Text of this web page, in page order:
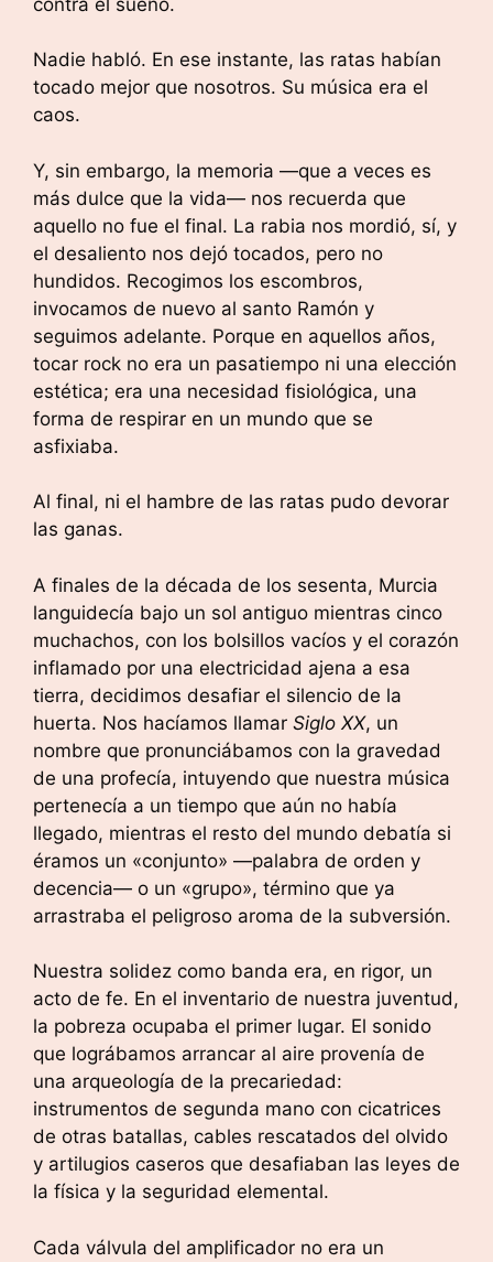
Nadie habló. En ese instante, las ratas habían
tocado mejor que nosotros. Su música era el
caos.
Y, sin embargo, la memoria —que a veces es
más dulce que la vida— nos recuerda que
aquello no fue el final. La rabia nos mordió, sí, y
el desaliento nos dejó tocados, pero no
hundidos. Recogimos los escombros,
invocamos de nuevo al santo Ramón y
seguimos adelante. Porque en aquellos años,
tocar rock no era un pasatiempo ni una elección
estética; era una necesidad fisiológica, una
forma de respirar en un mundo que se
asfixiaba.
Al final, ni el hambre de las ratas pudo devorar
las ganas.
A finales de la década de los sesenta, Murcia
languidecía bajo un sol antiguo mientras cinco
muchachos, con los bolsillos vacíos y el corazón
inflamado por una electricidad ajena a esa
tierra, decidimos desafiar el silencio de la
huerta. Nos hacíamos llamar Siglo XX, un
nombre que pronunciábamos con la gravedad
de una profecía, intuyendo que nuestra música
pertenecía a un tiempo que aún no había
llegado, mientras el resto del mundo debatía si
éramos un «conjunto» —palabra de orden y
decencia— o un «grupo», término que ya
arrastraba el peligroso aroma de la subversión.
Nuestra solidez como banda era, en rigor, un
acto de fe. En el inventario de nuestra juventud,
la pobreza ocupaba el primer lugar. El sonido
que lográbamos arrancar al aire provenía de
una arqueología de la precariedad:
instrumentos de segunda mano con cicatrices
de otras batallas, cables rescatados del olvido
y artilugios caseros que desafiaban las leyes de
la física y la seguridad elemental.
Cada válvula del amplificador no era un